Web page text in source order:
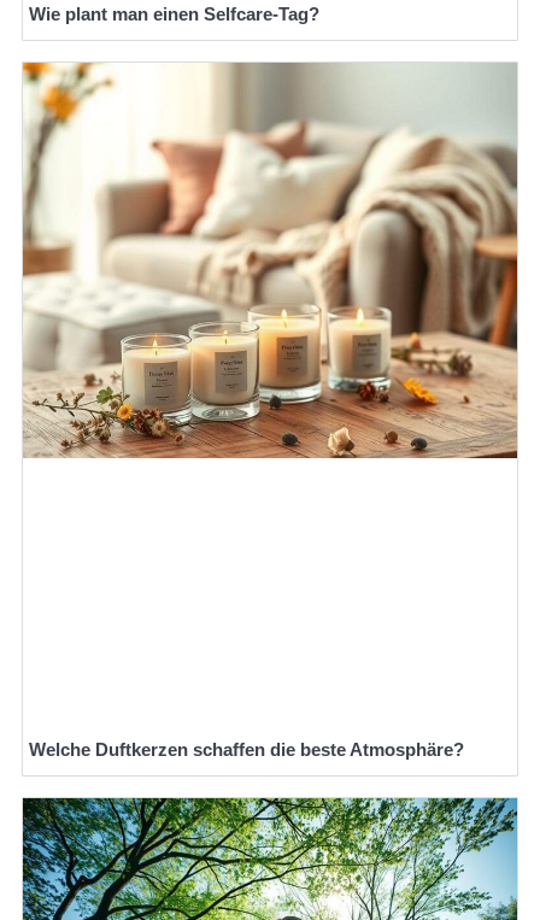
Wie plant man einen Selfcare-Tag?
Welche Duftkerzen schaffen die beste Atmosphäre?